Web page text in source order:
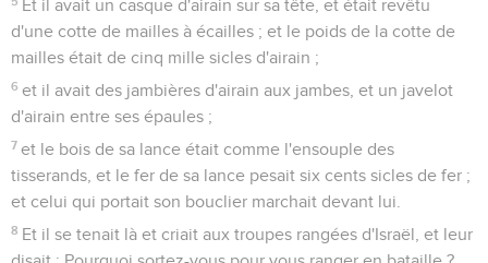
Et il avait un casque d'airain sur sa tête, et était revêtu
d'une cotte de mailles à écailles ; et le poids de la cotte de
mailles était de cinq mille sicles d'airain ;
6 et il avait des jambières d'airain aux jambes, et un javelot
d'airain entre ses épaules ;
7 et le bois de sa lance était comme l'ensouple des
tisserands, et le fer de sa lance pesait six cents sicles de fer ;
et celui qui portait son bouclier marchait devant lui.
8 Et il se tenait là et criait aux troupes rangées d'Israël, et leur